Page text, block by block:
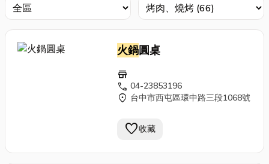
火鍋圓桌
store
call 04-23853196
location_on 台中市西屯區環中路三段1068號
favorite收藏